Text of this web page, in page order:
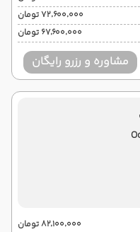
۷۲٬۶۰۰٬۰۰۰ تومان
۶۷٬۶۰۰٬۰۰۰ تومان
مشاوره و رزرو رایگان
۸۲٬۱۰۰٬۰۰۰ تومان